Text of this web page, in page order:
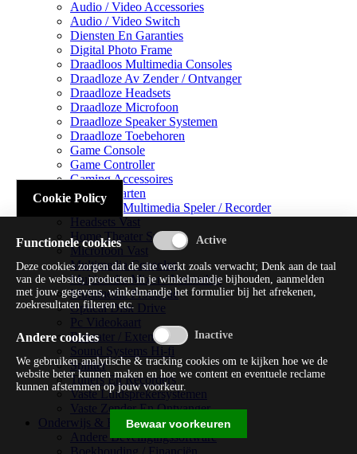
Audio / Video Accessories
Audio / Video Switch
Diensten En Garanties
Digital Photo Frame
Draadloos Multimedia Consoles
Draadloze Av Zender / Ontvanger
Draadloze Headsets
Draadloze Microfoon
Draadloze Speaker Systemen
Draadloze Toebehoren
Game Console
Game Controller
Gaming Accessoires
Geluidskaarten
Handheld Multimedia Speler / Recorder
Headsets Vast
Home Theater Systems
Microfoon Vast
Multimedia Consoles
Multimedia Mixer / Versterker
Multimedia Productie
Optical Disk Drive
Pc Videokaart
Repeater / Extender
Sound Systems Hi-fi
Splitter
Tuners En Recorders
Vaste Luidsprekersystemen
Vaste Zender En Ontvanger
Onderwijs & Recreatie
Andere Beveiligingssoftware
Cookie Policy
Functionele cookies
Deze cookies zorgen dat de site werkt zoals verwacht; Denk aan de taal
van de website, producten in je winkelmandje bijhouden, aanmelden
met jouw gegevens, winkelmandje het formulier bij het afrekenen,
zoekresultaten filteren etc.
Andere cookies
We gebruiken analytische & tracking cookies om te kijken hoe we de
website beter kunnen maken en hoe we content en eventuele reclame
kunnen afstemmen op jouw voorkeur.
Bewaar voorkeuren